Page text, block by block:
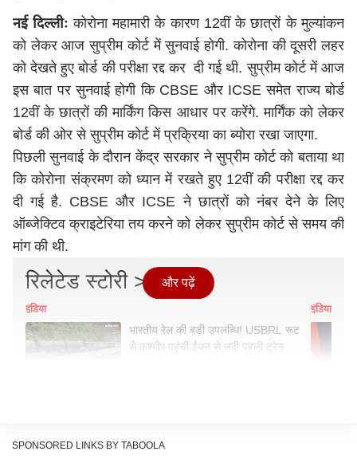
नई दिल्लीः कोरोना महामारी के कारण 12वीं के छात्रों के मुल्यांकन
को लेकर आज सुप्रीम कोर्ट में सुनवाई होगी. कोरोना की दूसरी लहर
को देखते हुए बोर्ड की परीक्षा रद्द कर दी गई थी. सुप्रीम कोर्ट में आज
इस बात पर सुनवाई होगी कि CBSE और ICSE समेत राज्य बोर्ड
12वीं के छात्रों की मार्किंग किस आधार पर करेंगे. मार्गिंक को लेकर
बोर्ड की ओर से सुप्रीम कोर्ट में प्रक्रिया का ब्योरा रखा जाएगा.
पिछली सुनवाई के दौरान केंद्र सरकार ने सुप्रीम कोर्ट को बताया था
कि कोरोना संक्रमण को ध्यान में रखते हुए 12वीं की परीक्षा रद्द कर
दी गई है. CBSE और ICSE ने छात्रों को नंबर देने के लिए
ऑब्जेक्टिव क्राइटेरिया तय करने को लेकर सुप्रीम कोर्ट से समय की
मांग की थी.
रिलेटेड स्टोरी >>
इंडिया
भारतीय रेल की बड़ी उपलब्धि! USBRL रूट
से कश्मीर पहुंची ईंधन से लदी पहली ट्रेन
इंडिया
Tags : CBSE Cbse Class 10
और पढ़ें
SPONSORED LINKS BY TABOOLA